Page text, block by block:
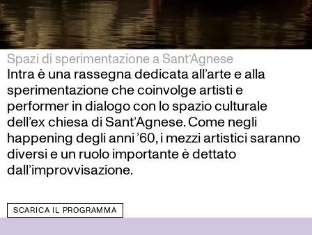
Spazi di sperimentazione a Sant’Agnese
Intra è una rassegna dedicata all’arte e alla
sperimentazione che coinvolge artisti e
performer in dialogo con lo spazio culturale
dell’ex chiesa di Sant’Agnese. Come negli
happening degli anni ’60, i mezzi artistici saranno
diversi e un ruolo importante è dettato
dall’improvvisazione.
SCARICA IL PROGRAMMA